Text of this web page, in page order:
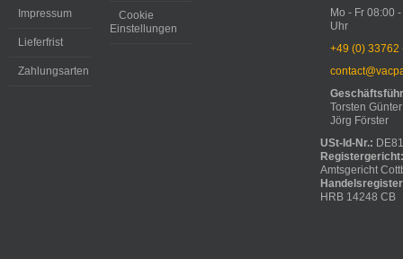
Impressum
Lieferfrist
Zahlungsarten
Cookie
Einstellungen
Mo - Fr 08:00
Uhr
+49 (0) 33762
Torsten
Jörg Förster
USt-Id-Nr.:
Registergericht:
Amtsgericht
HRB 14248 CB